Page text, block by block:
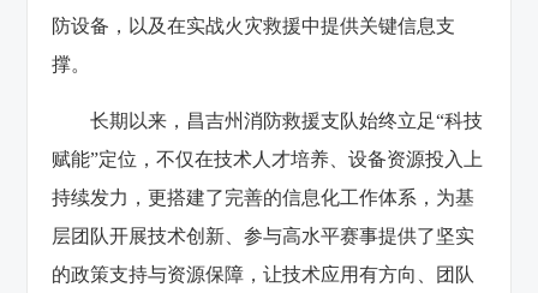
防设备，以及在实战火灾救援中提供关键信息支
撑。
长期以来， 昌吉州消防救援支队始终立足“科技
赋能”定位，不仅在技术人才培养、设备资源投入上
持续发力，更搭建了完善的信息化工作体系，为基
层团队开展技术创新、参与高水平赛事提供了坚实
的政策支持与资源保障，让技术应用有方向、团队